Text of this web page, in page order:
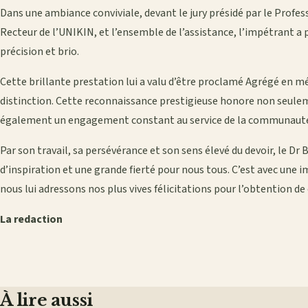
Dans une ambiance conviviale, devant le jury présidé par le
Recteur de l’UNIKIN, et l’ensemble de l’assistance, l’impétrant
précision et brio.
Cette brillante prestation lui a valu d’être proclamé Agrégé en
distinction. Cette reconnaissance prestigieuse honore non
également un engagement constant au service de la
Par son travail, sa persévérance et son sens élevé du devoir, le Dr
d’inspiration et une grande fierté pour nous tous. C’est avec
nous lui adressons nos plus vives félicitations pour l’obtention
La redaction
À lire aussi